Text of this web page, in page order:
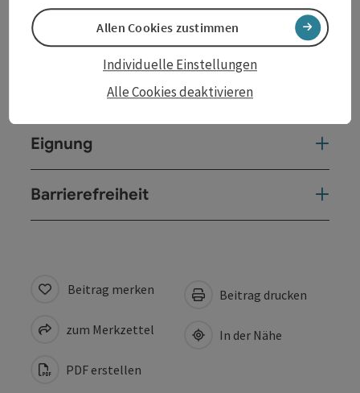
Sportarten
Eignung
Barrierefreiheit
Beitrag merken
zum Merkzettel
PDF erstellen
Beitrag drucken
In der Nähe
Alle Cookies deaktivieren
Individuelle Einstellungen
Allen Cookies zustimmen